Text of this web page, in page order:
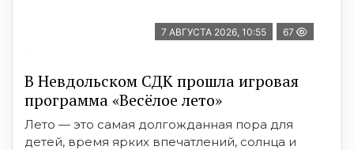
7 АВГУСТА 2026, 10:55 67
В Невдольском СДК прошла игровая
программа «Весёлое лето»
Лето — это самая долгожданная пора для
детей, время ярких впечатлений, солнца и